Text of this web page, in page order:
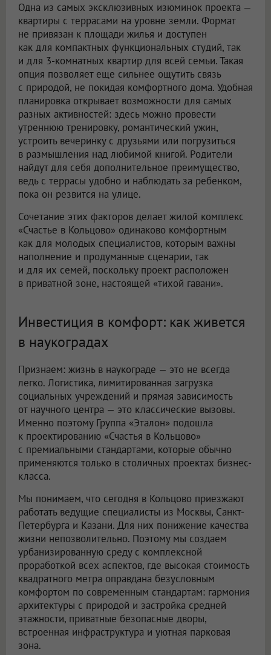
Одна из самых эксклюзивных изюминок проекта —
квартиры с террасами на уровне земли. Формат
не привязан к площади жилья и доступен
как для компактных функциональных студий, так
и для 3-комнатных квартир для всей семьи. Такая
опция позволяет еще сильнее ощутить связь
с природой, не покидая комфортного дома. Удобная
планировка открывает возможности для самых
разных активностей: здесь можно провести
утреннюю тренировку, романтический ужин,
устроить вечеринку с друзьями или погрузиться
в размышления над любимой книгой. Родители
найдут для себя дополнительное преимущество,
ведь с террасы удобно и наблюдать за ребенком,
пока он резвится на улице.
Сочетание этих факторов делает жилой комплекс
«Счастье в Кольцово» одинаково комфортным
как для молодых специалистов, которым важны
наполнение и продуманные сценарии, так
и для их семей, поскольку проект расположен
в приватной зоне, настоящей «тихой гавани».
Инвестиция в комфорт: как живется
в наукоградах
Признаем: жизнь в наукограде — это не всегда
легко. Логистика, лимитированная загрузка
социальных учреждений и прямая зависимость
от научного центра — это классические вызовы.
Именно поэтому Группа «Эталон» подошла
к проектированию «Счастья в Кольцово»
с премиальными стандартами, которые обычно
применяются только в столичных проектах бизнес-
класса.
Мы понимаем, что сегодня в Кольцово приезжают
работать ведущие специалисты из Москвы, Санкт-
Петербурга и Казани. Для них понижение качества
жизни непозволительно. Поэтому мы создаем
урбанизированную среду с комплексной
проработкой всех аспектов, где высокая стоимость
квадратного метра оправдана безусловным
комфортом по современным стандартам: гармония
архитектуры с природой и застройка средней
этажности, приватные безопасные дворы,
встроенная инфраструктура и уютная парковая
зона.